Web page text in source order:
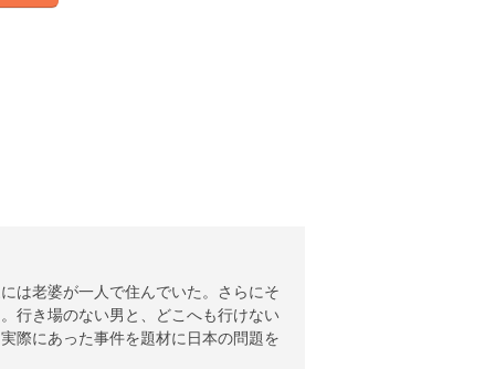
は老婆が一人で住んでいた。さらにそ
行き場のない男と、どこへも行けない
際にあった事件を題材に日本の問題を